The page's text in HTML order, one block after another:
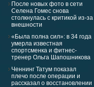
После новых фото в сети
Селена Гомес снова
столкнулась с критикой из-за
внешности
«Была полна сил»: в 34 года
умерла известная
спортсменка и фитнес-
тренер Ольга Шапошникова
Ченнинг Татум показал
плечо после операции и
рассказал о восстановлении